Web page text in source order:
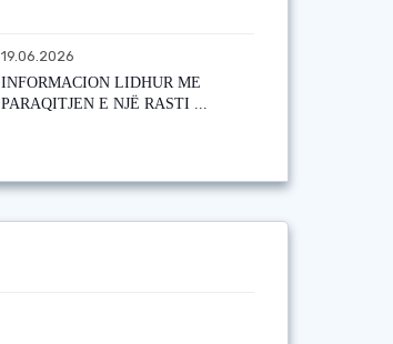
19.06.2026
INFORMACION LIDHUR ME
PARAQITJEN E NJË RASTI ...